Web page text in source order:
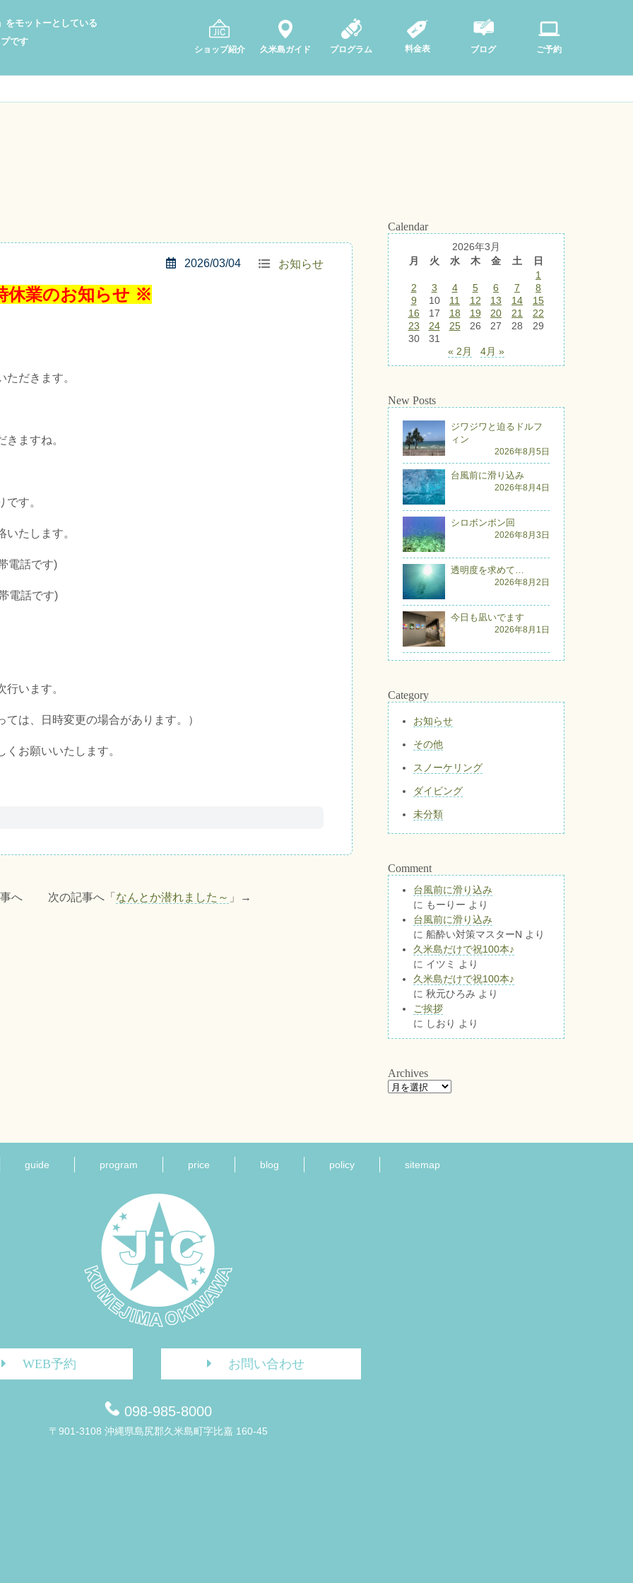
をモットーとしている
です
ショップ紹介 久米島ガイド プログラム 料金表 ブログ ご予約
お知らせ
2026/03/04
休業のお知らせ ※
ただきます。
ますね。
です。
たします。
電話です)
電話です)
行います。
ては、日時変更の場合があります。）
お願いいたします。
事へ 次の記事へ「 なんとか潜れました～ 」→
Calendar
2026年3月
月
火 水 木 金 土
日
1
2
3 4 5 6 7
8
9
10 11 12 13 14
15
16
17 18 19 20 21
22
23
24 25 26 27 28
29
30
31
« 2月
4月 »
New Posts
ジワジワと迫るドルフ
ィン
2026年8月5日
台風前に滑り込み
2026年8月4日
シロボンボン回
2026年8月3日
透明度を求めて…
2026年8月2日
今日も凪いでます
2026年8月1日
Category
お知らせ
その他
スノーケリング
ダイビング
未分類
Comment
台風前に滑り込み
に もーりー より
台風前に滑り込み
に 船酔い対策マスターN より
久米島だけで祝100本♪
に イツミ
より
久米島だけで祝100本♪
に 秋元ひろみ より
ご挨拶
に しおり より
Archives
guide program price blog policy sitemap
WEB予約 お問い合わせ
098-985-8000
〒901-3108 沖縄県島尻郡久米島町字比嘉 160-45